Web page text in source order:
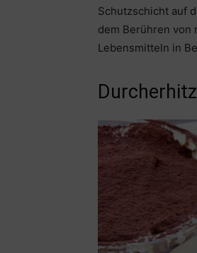
Schutzschicht auf
dem Berühren von
Lebensmitteln in